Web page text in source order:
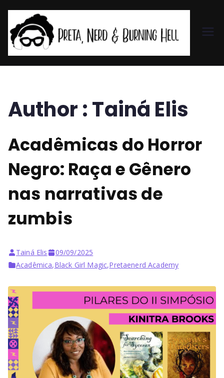
et
er
d
ng
He
ll
Author :Tainá Elis
Acadêmicas do Horror
Negro: Raça e Gênero
nas narrativas de
zumbis
Tainá Elis
09/09/2025
Acadêmica,Black Girl Magic,Pretaenerd Academy